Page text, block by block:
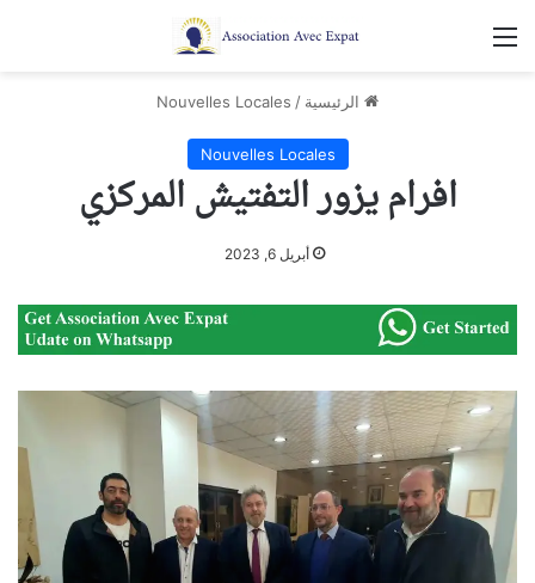
القائمة
الرئيسية /
Nouvelles Locales
Nouvelles Locales
افرام يزور التفتيش المركزي
أبريل 6, 2023